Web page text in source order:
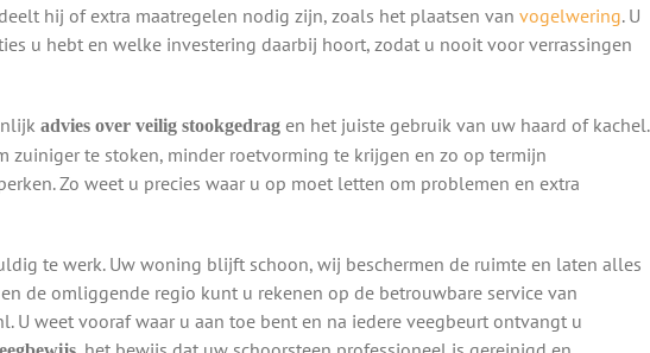
hij of extra maatregelen nodig zijn, zoals het plaatsen van vogelwering. U
u hebt en welke investering daarbij hoort, zodat u nooit voor verrassingen
advies over veilig stookgedragen het juiste gebruik van uw haard of kachel.
zuiniger te stoken, minder roetvorming te krijgen en zo op termijn
Zo weet u precies waar u op moet letten om problemen en extra
te werk. Uw woning blijft schoon, wij beschermen de ruimte en laten alles
de omliggende regio kunt u rekenen op de betrouwbare service van
U weet vooraf waar u aan toe bent en na iedere veegbeurt ontvangt u